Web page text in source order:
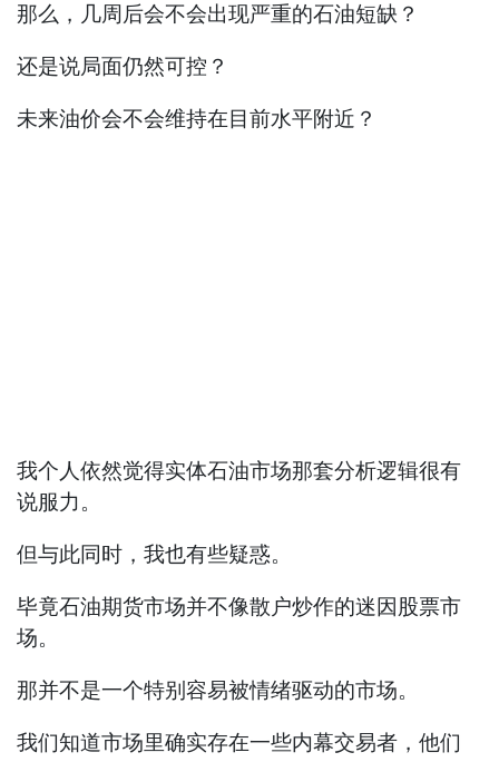
那么，几周后会不会出现严重的石油短缺？
还是说局面仍然可控？
未来油价会不会维持在目前水平附近？
我个人依然觉得实体石油市场那套分析逻辑很有
说服力。
但与此同时，我也有些疑惑。
毕竟石油期货市场并不像散户炒作的迷因股票市
场。
那并不是一个特别容易被情绪驱动的市场。
我们知道市场里确实存在一些内幕交易者，他们